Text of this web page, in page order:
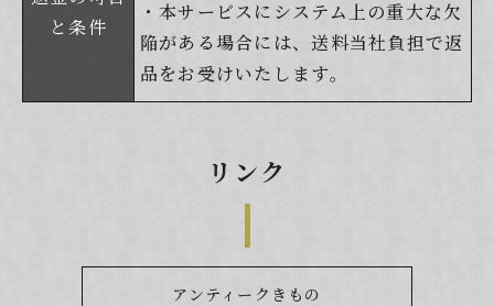
と条件
・本サービスにシステム上の重大な欠
陥がある場合には、送料当社負担で返
品をお受けいたします。
リンク
アンティークきもの